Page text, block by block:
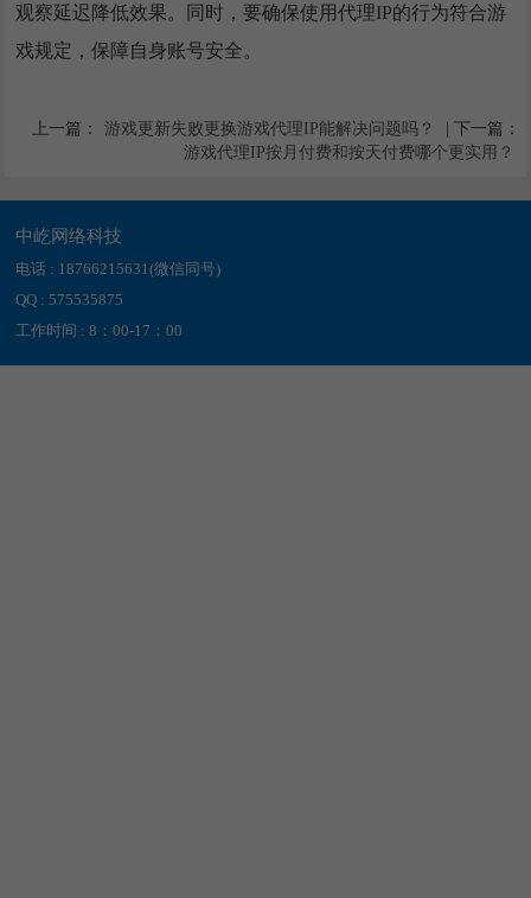
观察延迟降低效果。同时，要确保使用代理IP的行为符合游
戏规定，保障自身账号安全。
上一篇： 游戏更新失败更换游戏代理IP能解决问题吗？
| 下一篇：
游戏代理IP按月付费和按天付费哪个更实用？
中屹网络科技
电话 : 18766215631(微信同号)
QQ : 575535875
工作时间 : 8：00-17：00